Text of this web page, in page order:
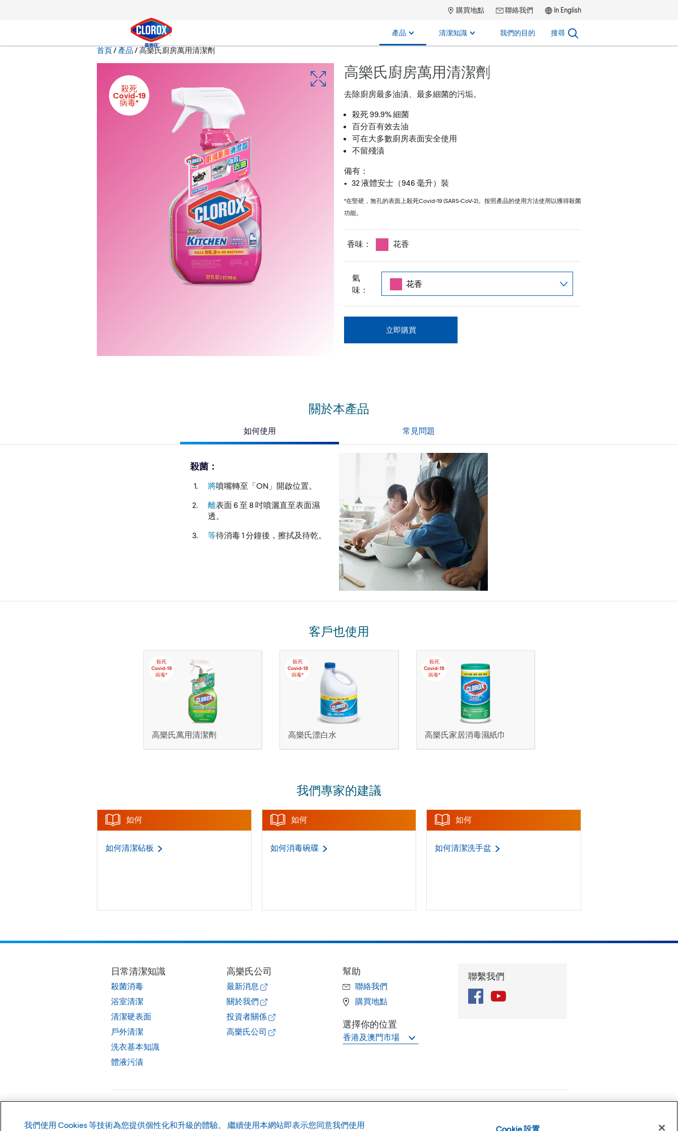
購買地點 聯絡我們 In English
產品 清潔知識 我們的目的 搜尋
首頁/ 產品 現在:
高樂氏廚房萬用清潔劑
高樂氏廚房萬用清潔劑
殺死
Covid-19
病毒*
去除廚房最多油漬、最多細菌的污垢。
殺死 99.9% 細菌
百分百有效去油
可在大多數廚房表面安全使用
不留殘漬
備有：
• 32 液體安士（946 毫升）裝
*在堅硬，無孔的表面上殺死Covid-19 (SARS-CoV-2)。按照產品的使用方法使用以獲得殺菌
功能。
香味： 花香
氣
味：
立即購買
關於本產品
如何使用 常見問題
殺菌：
將噴嘴轉至「ON」開啟位置。
離表面 6 至 8 吋噴灑直至表面濕
透。
等待消毒 1 分鐘後，擦拭及待乾。
客戶也使用
殺死
Covid-19
病毒*
高樂氏萬用清潔劑
殺死
Covid-19
病毒*
高樂氏漂白水
殺死
Covid-19
病毒*
高樂氏家居消毒濕紙巾
我們專家的建議
如何
如何清潔砧板
如何
如何消毒碗碟
如何
如何清潔洗手盆
日常清潔知識
殺菌消毒
浴室清潔
清潔硬表面
戶外清潔
洗衣基本知識
體液污漬
高樂氏公司
最新消息
關於我們
投資者關係
高樂氏公司
幫助
聯絡我們
購買地點
選擇你的位置
香港及澳門市場
聯繫我們
FacebookYouTube
我們使用 Cookies 等技術為您提供個性化和升級的體驗。 繼續使用本網站即表示您同意我們使用 Cookie 設置